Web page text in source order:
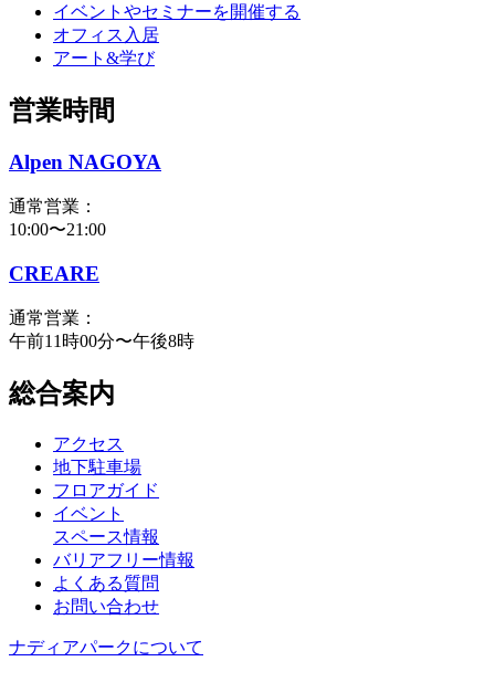
イベントやセミナーを開催する
オフィス入居
アート&学び
営業時間
Alpen NAGOYA
通常営業：
10:00〜21:00
CREARE
通常営業：
午前11時00分〜午後8時
総合案内
アクセス
地下駐車場
フロアガイド
イベント
スペース情報
バリアフリー情報
よくある質問
お問い合わせ
ナディアパークについて